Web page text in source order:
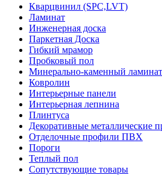
Кварцвинил (SPC,LVT)
Ламинат
Инженерная доска
Паркетная Доска
Гибкий мрамор
Пробковый пол
Минерально-каменный ламинат
Ковролин
Интерьерные панели
Интерьерная лепнина
Плинтуса
Декоративные металлические
Отделочные профили ПВХ
Пороги
Теплый пол
Сопутствующие товары